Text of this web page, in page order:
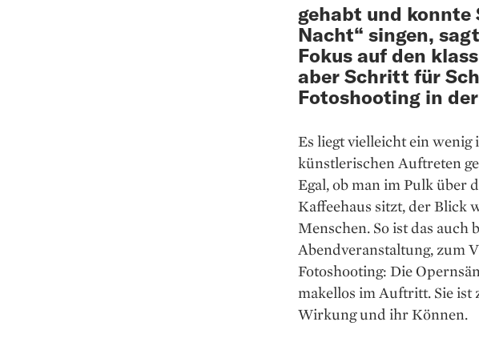
gehabt und konnte
Nacht“ singen,
Fokus auf den
aber Schritt für
Fotoshooting in
Es liegt vielleicht ein
künstlerischen Auftreten
Egal, ob man im Pulk über
Kaffeehaus sitzt, der Blick
Menschen. So ist das
Abendveranstaltung, zum
Fotoshooting: Die
makellos im Auftritt. Sie
Wirkung und ihr Können.